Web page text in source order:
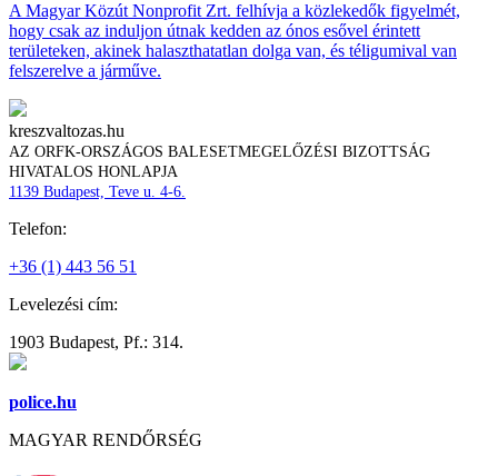
A Magyar Közút Nonprofit Zrt. felhívja a közlekedők figyelmét,
hogy csak az induljon útnak kedden az ónos esővel érintett
területeken, akinek halaszthatatlan dolga van, és téligumival van
felszerelve a járműve.
kreszvaltozas.hu
AZ ORFK-ORSZÁGOS BALESETMEGELŐZÉSI BIZOTTSÁG
HIVATALOS HONLAPJA
1139 Budapest, Teve u. 4-6.
Telefon:
+36 (1) 443 56 51
Levelezési cím:
1903 Budapest, Pf.: 314.
police.hu
MAGYAR RENDŐRSÉG